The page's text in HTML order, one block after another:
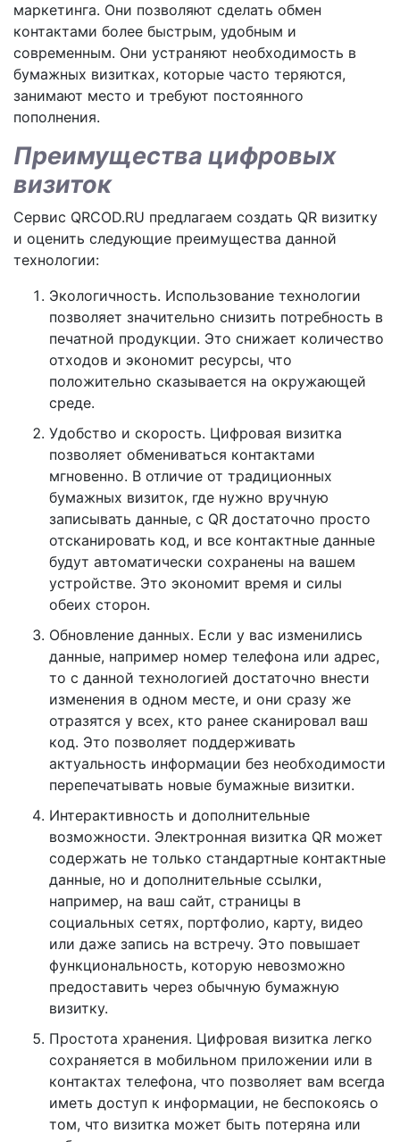
маркетинга. Они позволяют сделать обмен
контактами более быстрым, удобным и
современным. Они устраняют необходимость в
бумажных визитках, которые часто теряются,
занимают место и требуют постоянного
пополнения.
Преимущества цифровых
визиток
Сервис QRCOD.RU предлагаем создать QR визитку
и оценить следующие преимущества данной
технологии:
Экологичность. Использование технологии
позволяет значительно снизить потребность в
печатной продукции. Это снижает количество
отходов и экономит ресурсы, что
положительно сказывается на окружающей
среде.
Удобство и скорость. Цифровая визитка
позволяет обмениваться контактами
мгновенно. В отличие от традиционных
бумажных визиток, где нужно вручную
записывать данные, с QR достаточно просто
отсканировать код, и все контактные данные
будут автоматически сохранены на вашем
устройстве. Это экономит время и силы
обеих сторон.
Обновление данных. Если у вас изменились
данные, например номер телефона или адрес,
то с данной технологией достаточно внести
изменения в одном месте, и они сразу же
отразятся у всех, кто ранее сканировал ваш
код. Это позволяет поддерживать
актуальность информации без необходимости
перепечатывать новые бумажные визитки.
Интерактивность и дополнительные
возможности. Электронная визитка QR может
содержать не только стандартные контактные
данные, но и дополнительные ссылки,
например, на ваш сайт, страницы в
социальных сетях, портфолио, карту, видео
или даже запись на встречу. Это повышает
функциональность, которую невозможно
предоставить через обычную бумажную
визитку.
Простота хранения. Цифровая визитка легко
сохраняется в мобильном приложении или в
контактах телефона, что позволяет вам всегда
иметь доступ к информации, не беспокоясь о
том, что визитка может быть потеряна или